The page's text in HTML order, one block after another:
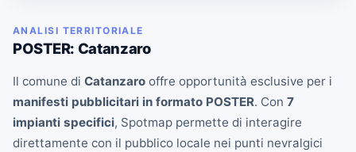
ANALISI TERRITORIALE
POSTER: Catanzaro
Il comune di Catanzaro offre opportunità esclusive per i
manifesti pubblicitari in formato POSTER. Con 7
impianti specifici, Spotmap permette di interagire
direttamente con il pubblico locale nei punti nevralgici